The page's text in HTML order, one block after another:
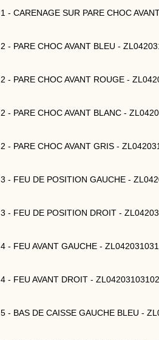
1 - CARENAGE SUR PARE CHOC
2 - PARE CHOC AVANT BLEU -
2 - PARE CHOC AVANT ROUGE -
2 - PARE CHOC AVANT BLANC -
2 - PARE CHOC AVANT GRIS -
3 - FEU DE POSITION GAUCHE -
3 - FEU DE POSITION DROIT -
4 - FEU AVANT GAUCHE -
4 - FEU AVANT DROIT -
5 - BAS DE CAISSE GAUCHE BLEU -